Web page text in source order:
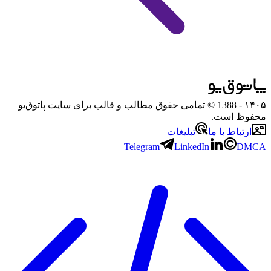
۱۴۰۵
- 1388 © تمامی حقوق مطالب و قالب برای سایت پاتوق‌یو
محفوظ است.
ارتباط با ما
تبلیغات
Telegram
LinkedIn DMCA